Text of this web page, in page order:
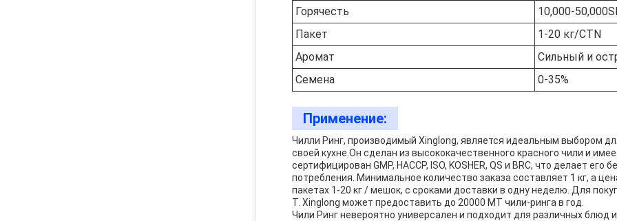
Горячесть
10,000-
Пакет
1-20 кг/CTN
Аромат
Сильный и
Семена
0-35%
Применение:
Чилли Ринг, производимый Xinglong, является идеальным выбором
своей кухне.Он сделан из высококачественного красного чили и
сертифицирован GMP, HACCP, ISO, KOSHER, QS и BRC, что делает
потребления. Минимальное количество заказа составляет 1 кг, а
пакетах 1-20 кг / мешок, с сроками доставки в одну неделю. Для
T. Xinglong может предоставить до 20000 МТ чили-ринга в год.
Чили Ринг невероятно универсален и подходит для различных блюд